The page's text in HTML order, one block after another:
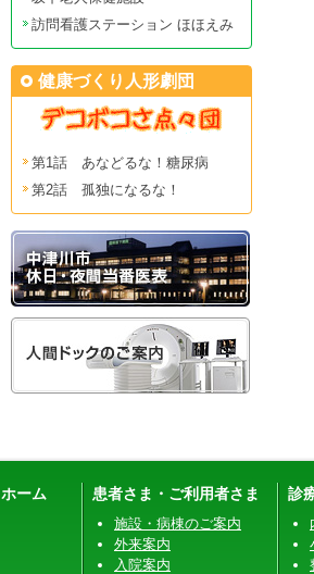
訪問看護ステーション ほほえみ
健康づくり人形劇団
第1話 あなどるな！糖尿病
第2話 孤独になるな！
ホーム 患者さま・ご利用者さま
施設・病棟のご案内
外来案内
入院案内
診